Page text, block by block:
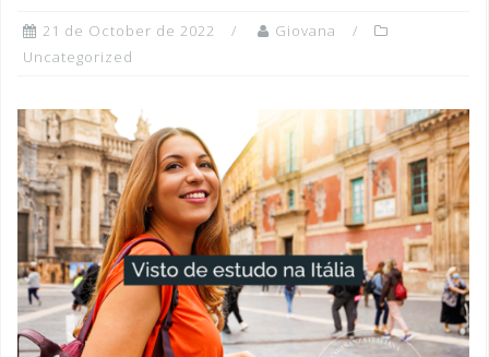
21 de October de 2022
Giovana
Uncategorized